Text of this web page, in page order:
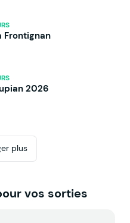
Frontignan
2026
plus
vos sorties